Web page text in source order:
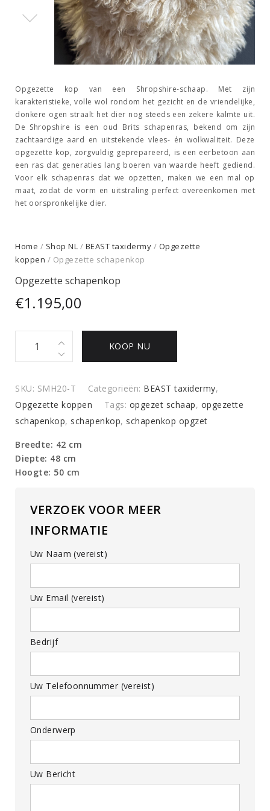
Opgezette kop van een Shropshire-schaap. Met zijn
karakteristieke, volle wol rondom het gezicht en de vriendelijke,
donkere ogen straalt het dier nog steeds een zekere kalmte uit.
De Shropshire is een oud Brits schapenras, bekend om zijn
zachtaardige aard en uitstekende vlees- én wolkwaliteit. Deze
opgezette kop, zorgvuldig geprepareerd, is een eerbetoon aan
een ras dat generaties lang boeren van waarde heeft gediend.
Voor elk schapenras dat we opzetten, maken we een mal op
maat, zodat de vorm en uitstraling perfect overeenkomen met
het oorspronkelijke dier.
Home / Shop NL / BEAST taxidermy / Opgezette
koppen / Opgezette schapenkop
Opgezette schapenkop
€1.195,00
Opgezette
schapenkop
KOOP NU
SKU: SMH20-T Categorieën: BEAST taxidermy,
Opgezette koppen
Tags: opgezet schaap, opgezette
schapenkop, schapenkop, schapenkop opgzet
Breedte: 42 cm
Diepte: 48 cm
Hoogte: 50 cm
VERZOEK VOOR MEER
INFORMATIE
Uw Naam (vereist)
Uw Email (vereist)
Bedrijf
Uw Telefoonnummer (vereist)
Onderwerp
Uw Bericht